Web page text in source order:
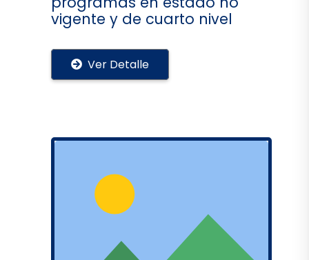
vigente y de cuarto nivel
Ver Detalle